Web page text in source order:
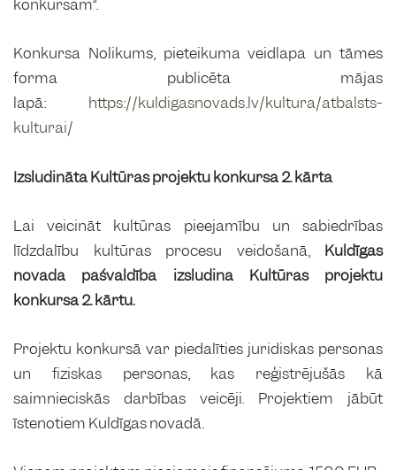
konkursam”.
Konkursa Nolikums, pieteikuma veidlapa un tāmes
forma publicēta mājas
lapā: https://kuldigasnovads.lv/kultura/atbalsts-
kulturai/
Izsludināta Kultūras projektu konkursa 2. kārta
Lai veicināt kultūras pieejamību un sabiedrības
līdzdalību kultūras procesu veidošanā,Kuldīgas
novada pašvaldība izsludina Kultūras projektu
konkursa 2. kārtu.
Projektu konkursā var piedalīties juridiskas personas
un fiziskas personas, kas reģistrējušās kā
saimnieciskās darbības veicēji. Projektiem jābūt
īstenotiem Kuldīgas novadā.